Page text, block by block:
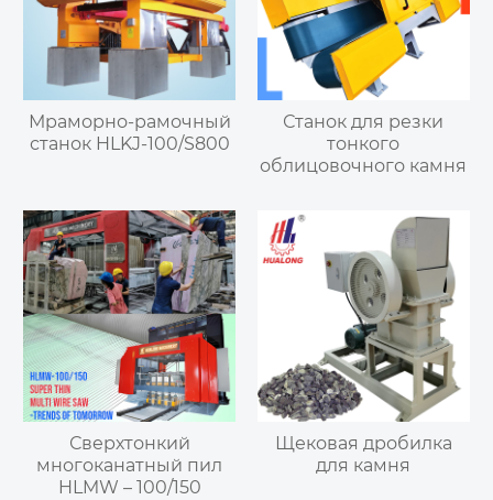
Мраморно-рамочный
станок HLKJ-100/S800
Станок для резки
тонкого
облицовочного камня
Сверхтонкий
многоканатный пил
HLMW – 100/150
Щековая дробилка
для камня